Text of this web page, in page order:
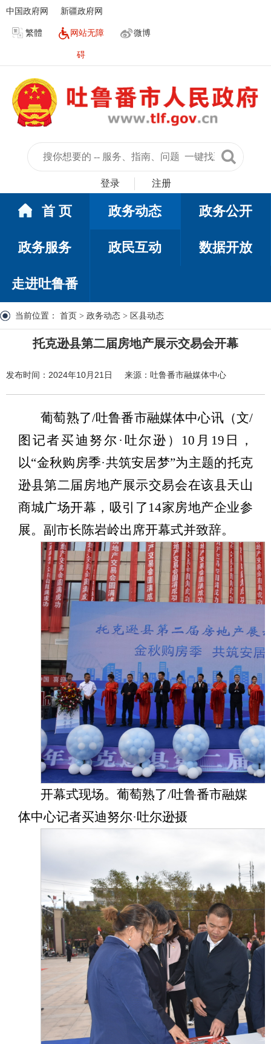
中国政府网 新疆政府网
繁體 网站无障
碍
微博
登录 注册
首 页 政务动态 政务公开
政务服务 政民互动 数据开放
走进吐鲁番
当前位置： 首页 > 政务动态 > 区县动态
托克逊县第二届房地产展示交易会开幕
发布时间：2024年10月21日 来源：吐鲁番市融媒体中心
葡萄熟了/吐鲁番市融媒体中心讯（文/
图记者买迪努尔·吐尔逊）10月19日，
以“金秋购房季·共筑安居梦”为主题的托克
逊县第二届房地产展示交易会在该县天山
商城广场开幕，吸引了14家房地产企业参
展。副市长陈岩岭出席开幕式并致辞。
开幕式现场。葡萄熟了/吐鲁番市融媒
体中心记者买迪努尔·吐尔逊摄